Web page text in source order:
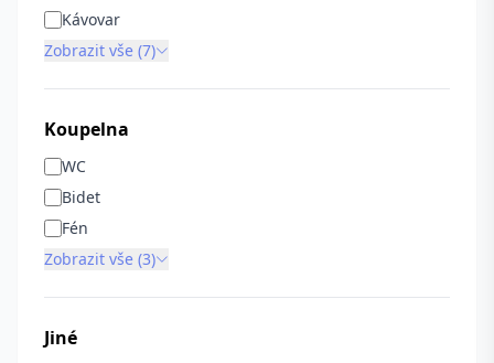
Kávovar
Zobrazit vše (7)
Koupelna
WC
Bidet
Fén
Zobrazit vše (3)
Jiné